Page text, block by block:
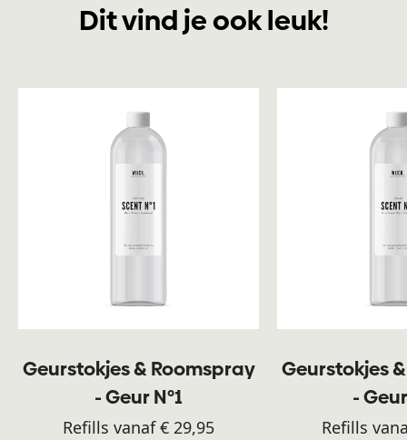
Dit vind je ook leuk!
Geurstokjes & Roomspray
- Geur N°1
Refills vanaf € 29,95
Geurstokjes
-
Refills